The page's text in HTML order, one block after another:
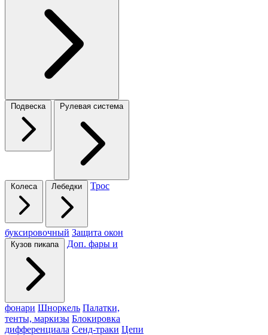
Подвеска Рулевая система
Колеса Лебедки Трос
буксировочный Защита окон
Кузов пикапа Доп. фары и
фонари Шноркель Палатки,
тенты, маркизы Блокировка
дифференциала Сенд-траки Цепи